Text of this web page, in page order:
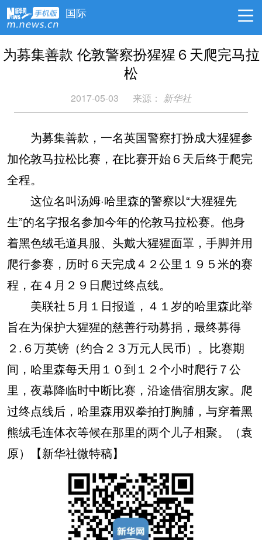
国际
为募集善款 伦敦警察扮猩猩６天爬完马拉
松
2017-05-03 来源： 新华社
为募集善款，一名英国警察打扮成大猩猩参
加伦敦马拉松比赛，在比赛开始６天后终于爬完
全程。
这位名叫汤姆·哈里森的警察以“大猩猩先
生”的名字报名参加今年的伦敦马拉松赛。他身
着黑色绒毛道具服、头戴大猩猩面罩，手脚并用
爬行参赛，历时６天完成４２公里１９５米的赛
程，在４月２９日爬过终点线。
美联社５月１日报道，４１岁的哈里森此举
旨在为保护大猩猩的慈善行动募捐，最终募得
２.６万英镑（约合２３万元人民币）。比赛期
间，哈里森每天用１０到１２个小时爬行７公
里，夜幕降临时中断比赛，沿途借宿朋友家。爬
过终点线后，哈里森用双拳拍打胸脯，与穿着黑
熊绒毛连体衣等候在那里的两个儿子相聚。（袁
原）【新华社微特稿】